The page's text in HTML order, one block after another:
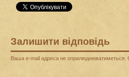
Залишити відповідь
Ваша e-mail адреса не оприлюднюватиметься.